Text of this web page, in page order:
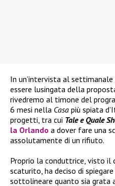
In un’intervista al settimanale
essere lusingata della
rivedremo al timone del
6 mesi nella Casa più spiata
progetti, tra cui Tale e Quale
la Orlando a dover fare una
assolutamente di un rifiuto.
Proprio la conduttrice, visto il
scaturito, ha deciso di
sottolineare quanto sia grata